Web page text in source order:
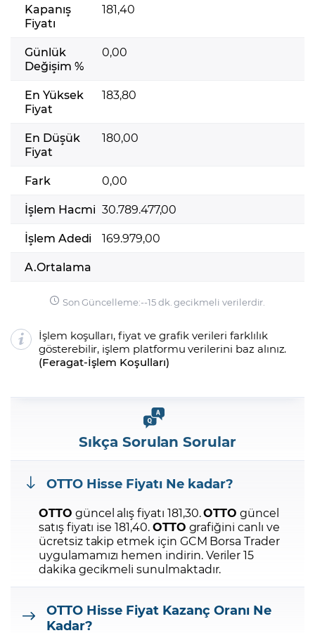
Kapanış
Fiyatı
181,40
Günlük
Değişim %
0,00
En Yüksek
Fiyat
183,80
En Düşük
Fiyat
180,00
Fark
0,00
İşlem Hacmi 30.789.477,00
İşlem Adedi
169.979,00
A.Ortalama
Son Güncelleme:--15 dk. gecikmeli verilerdir.
İşlem koşulları, fiyat ve grafik verileri farklılık
gösterebilir, işlem platformu verilerini baz alınız.
(Feragat-İşlem Koşulları)
Sıkça Sorulan Sorular
OTTO Hisse Fiyatı Ne kadar?
OTTO güncel alış fiyatı 181,30.OTTO güncel
satış fiyatı ise 181,40.OTTO grafiğini canlı ve
ücretsiz takip etmek için GCM Borsa Trader
uygulamamızı hemen indirin.Veriler 15
dakika gecikmeli sunulmaktadır.
OTTO Hisse Fiyat Kazanç Oranı Ne
Kadar?